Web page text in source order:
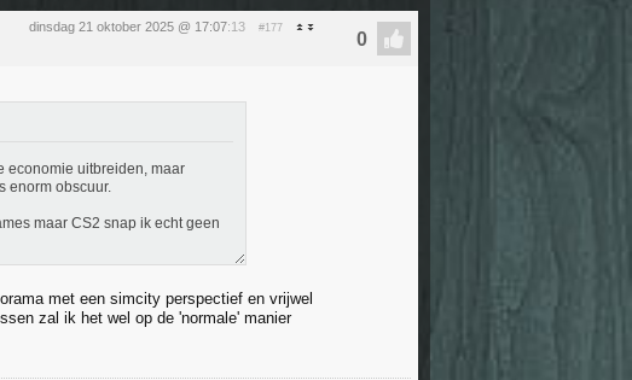
dinsdag 21 oktober 2025 @ 17:07:13 #177
economie uitbreiden, maar
enorm obscuur.
maar CS2 snap ik echt geen
met een simcity perspectief en vrijwel
zal ik het wel op de 'normale' manier